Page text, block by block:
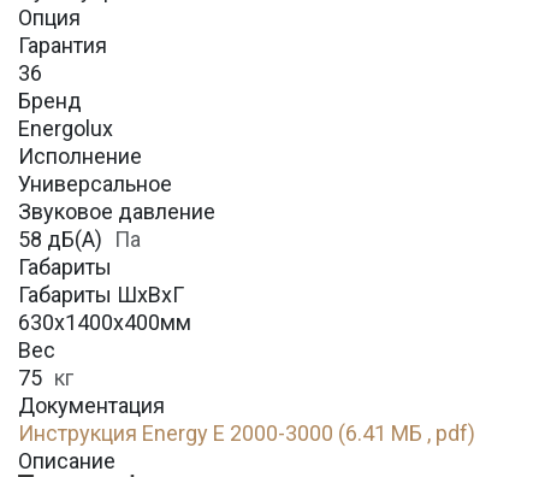
Опция
Гарантия
36
Бренд
Energolux
Исполнение
Универсальное
Звуковое давление
58 дБ(А)
Па
Габариты
Габариты ШхВхГ
630х1400х400мм
Вес
75 кг
Документация
Инструкция Energy E 2000-3000 (6.41 МБ , pdf)
Описание